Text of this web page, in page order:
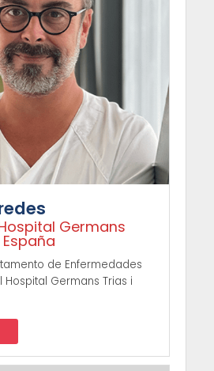
Germans
España
de Enfermedades
Germans Trias i